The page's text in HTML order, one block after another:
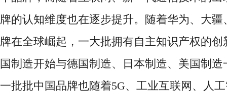
牌的认知维度也在逐步提升。随着华为、大
牌在全球崛起，一大批拥有自主知识产权的
国制造开始与德国制造、日本制造、美国制
一批批中国品牌也随着5G、工业互联网、人